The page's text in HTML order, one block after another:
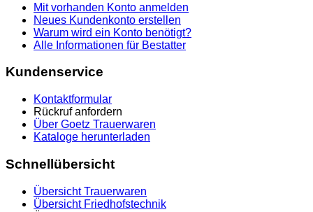
Mit vorhanden Konto anmelden
Neues Kundenkonto erstellen
Warum wird ein Konto benötigt?
Alle Informationen für Bestatter
Kundenservice
Kontaktformular
Rückruf anfordern
Über Goetz Trauerwaren
Kataloge herunterladen
Schnellübersicht
Übersicht Trauerwaren
Übersicht Friedhofstechnik